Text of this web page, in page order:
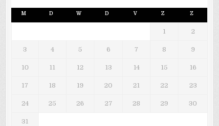
M D W D V Z Z
1 2
3 4 5 6 7 8 9
10 11 12 13 14 15 16
17 18 19 20 21 22 23
24 25 26 27 28 29 30
31